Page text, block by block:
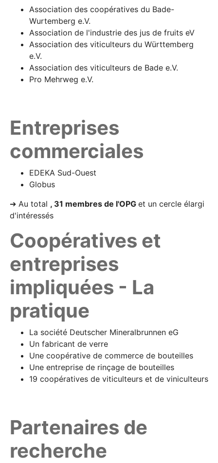
Association des coopératives du Bade-
Wurtemberg e.V.
Association de l'industrie des jus de fruits eV
Association des viticulteurs du Württemberg
e.V.
Association des viticulteurs de Bade e.V.
Pro Mehrweg e.V.
Entreprises
commerciales
EDEKA Sud-Ouest
Globus
➔ Au total , 31 membres de l'OPG et un cercle élargi
d'intéressés
Coopératives et
entreprises
impliquées - La
pratique
La société Deutscher Mineralbrunnen eG
Un fabricant de verre
Une coopérative de commerce de bouteilles
Une entreprise de rinçage de bouteilles
19 coopératives de viticulteurs et de viniculteurs
Partenaires de
recherche